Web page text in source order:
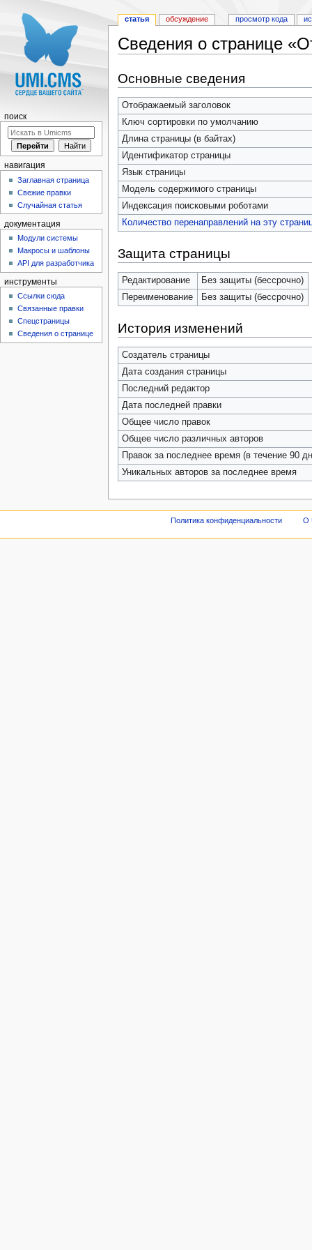
Сведения о странице
Основные сведения
Отображаемый заголовок
Ключ сортировки по умолчанию
Длина страницы (в байтах)
Идентификатор страницы
Язык страницы
Модель содержимого страницы
Индексация поисковыми роботами
Количество перенаправлений на эту
Защита страницы
Редактирование
Без защиты (бессрочно)
Переименование
Без защиты (бессрочно)
История изменений
Создатель страницы
Дата создания страницы
Последний редактор
Дата последней правки
Общее число правок
Общее число различных авторов
Правок за последнее время (в течение 90
Уникальных авторов за последнее время
статья обсуждение просмотр кода
поиск
навигация
Заглавная страница
Свежие правки
Случайная статья
документация
Модули системы
Макросы и шаблоны
API для разработчика
инструменты
Ссылки сюда
Связанные правки
Спецстраницы
Сведения о странице
Политика конфиденциальности О